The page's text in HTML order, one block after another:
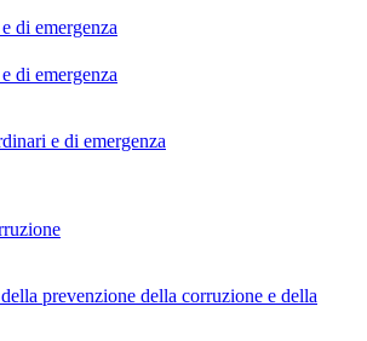
di emergenza
di emergenza
e di emergenza
prevenzione della corruzione e della